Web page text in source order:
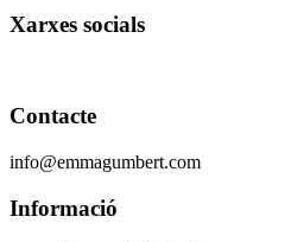
Xarxes socials
Contacte
info@emmagumbert.com
Informació